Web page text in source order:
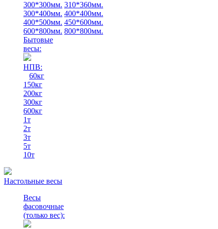
300*300мм. 310*360мм.
300*400мм. 400*400мм.
400*500мм. 450*600мм.
600*800мм. 800*800мм.
Бытовые
весы:
НПВ:
60кг
150кг
200кг
300кг
600кг
1т
2т
3т
5т
10т
Настольные весы
Весы
фасовочные
(только вес):